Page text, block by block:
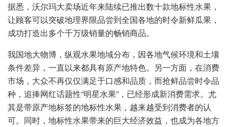
据悉，沃尔玛大卖场近年来陆续已推出数十款地标性水果，
让顾客可以突破地理界限品尝到全国各地的时令新鲜瓜果，
成功打造出多个千万级销量的畅销商品。
我国地大物博，纵观水果地域分布，因各地气候环境和土壤
条件差异，一直以来都具有原产地特色。另一方面，在消费
市场，大众不再仅仅满足于口感和品质，而抢鲜品尝时令品
种，追捧网红话题性“明星水果”，已经形成新消费需求。尤
其是带原产地标签的地标性水果，越来越受到消费者的认
可。同时，地标性水果带来的巨大经济效益，也成为各地方